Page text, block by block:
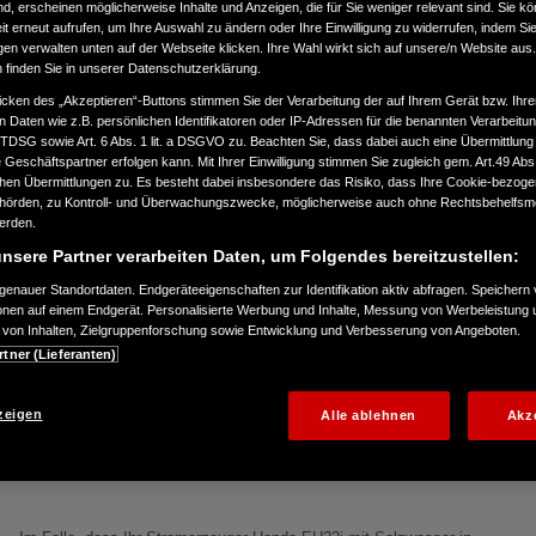
unserer kontinuierlichen Qualitätsüberprüfung haben wir in sehr
Fehler festgestellt. Honda Motor Europe Ltd. führt deshalb
für die betroffenen Geräte des Honda Stromerzeugers EU22i durch.
1. Mögliche Korrosion an
erscheinen möglicherweise Inhalte und Anzeigen, die für Sie weniger relevant sind. Sie
erneut aufrufen, um Ihre Auswahl zu ändern oder Ihre Einwilligung zu widerrufen, indem
verwalten unten auf der Webseite klicken. Ihre Wahl wirkt sich auf unsere/n Website
finden Sie in unserer Datenschutzerklärung.
des „Akzeptieren“-Buttons stimmen Sie der Verarbeitung der auf Ihrem Gerät bzw.
Daten wie z.B. persönlichen Identifikatoren oder IP-Adressen für die benannten
sowie Art. 6 Abs. 1 lit. a DSGVO zu. Beachten Sie, dass dabei auch eine Übermittlung
erfolgen kann. Mit Ihrer Einwilligung stimmen Sie zugleich gem. Art.49
Übermittlungen zu. Es besteht dabei insbesondere das Risiko, dass Ihre Cookie-
zu Kontroll- und Überwachungszwecke, möglicherweise auch ohne
Partner verarbeiten Daten, um Folgendes bereitzustellen:
Standortdaten. Endgeräteeigenschaften zur Identifikation aktiv abfragen. Speichern
auf einem Endgerät. Personalisierte Werbung und Inhalte, Messung von Werbeleistung
Inhalten, Zielgruppenforschung sowie Entwicklung und Verbesserung von Angeboten.
(Lieferanten)
Alle ablehnen